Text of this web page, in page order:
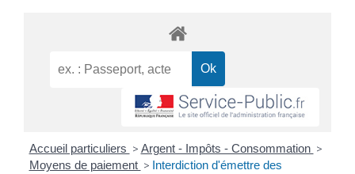
Accueil particuliers > Argent - Impôts - Consommation >
Moyens de paiement > Interdiction d'émettre des